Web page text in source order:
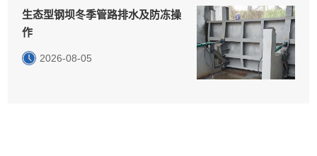
生态型钢坝冬季管路排水及防冻操
作
2026-08-05